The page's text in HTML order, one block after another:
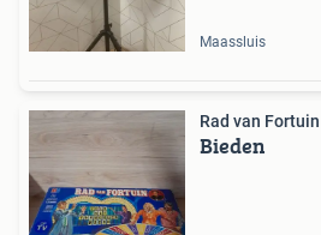
Maassluis
Rad van
Bieden